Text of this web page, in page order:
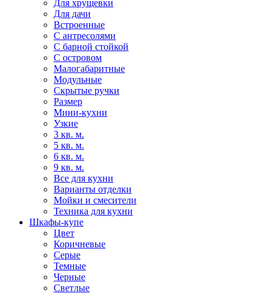
Для хрущевки
Для дачи
Встроенные
С антресолями
С барной стойкой
С островом
Малогабаритные
Модульные
Скрытые ручки
Размер
Мини-кухни
Узкие
3 кв. м.
5 кв. м.
6 кв. м.
9 кв. м.
Все для кухни
Варианты отделки
Мойки и смесители
Техника для кухни
Шкафы-купе
Цвет
Коричневые
Серые
Темные
Черные
Светлые